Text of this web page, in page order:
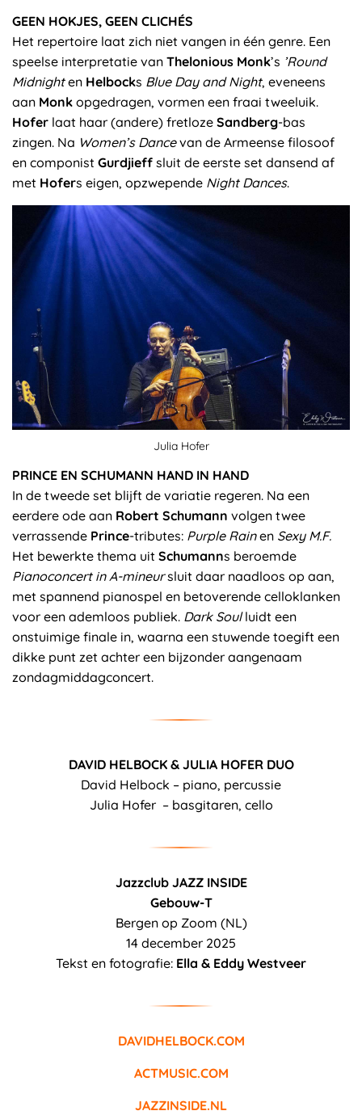
GEEN HOKJES, GEEN CLICHÉS
Het repertoire laat zich niet vangen in één genre. Een
speelse interpretatie van Thelonious Monk’s ’Round
Midnighten Helbocks Blue Day and Night, eveneens
aan Monk opgedragen, vormen een fraai tweeluik.
Hofer laat haar (andere) fretloze Sandberg-bas
zingen. Na Women’s Dancevan de Armeense filosoof
en componist Gurdjieff sluit de eerste set dansend af
met Hofers eigen, opzwepende Night Dances.
Julia Hofer
PRINCE EN SCHUMANN HAND IN HAND
In de tweede set blijft de variatie regeren. Na een
eerdere ode aan Robert Schumann volgen twee
verrassende Prince-tributes: Purple Rainen Sexy M.F.
Het bewerkte thema uit Schumanns beroemde
Pianoconcert in A-mineursluit daar naadloos op aan,
met spannend pianospel en betoverende celloklanken
voor een ademloos publiek. Dark Soulluidt een
onstuimige finale in, waarna een stuwende toegift een
dikke punt zet achter een bijzonder aangenaam
zondagmiddagconcert.
DAVID HELBOCK & JULIA HOFER DUO
David Helbock – piano, percussie
Julia Hofer – basgitaren, cello
Jazzclub JAZZ INSIDE
Gebouw-T
Bergen op Zoom (NL)
14 december 2025
Tekst en fotografie: Ella & Eddy Westveer
DAVIDHELBOCK.COM
ACTMUSIC.COM
JAZZINSIDE.NL